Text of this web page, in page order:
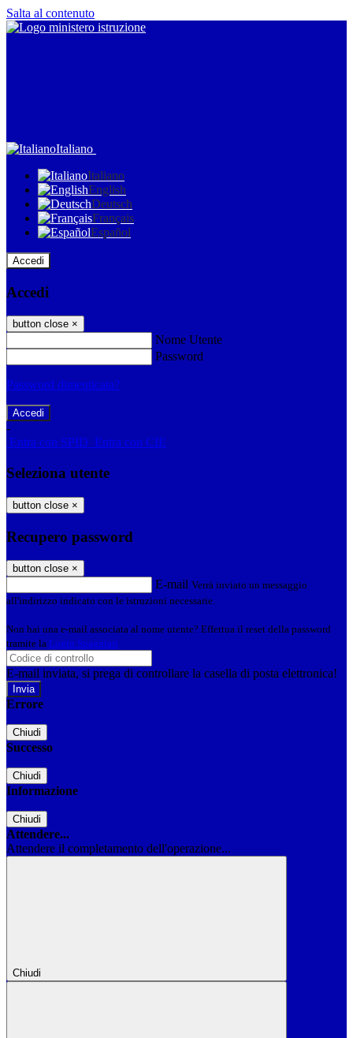
Salta al contenuto
Italiano
Italiano
English
Deutsch
Français
Español
Accedi
Accedi
button close ×
Nome Utente
Password
Password dimenticata?
-
Entra con SPID Entra con CIE
Seleziona utente
button close ×
Recupero password
button close ×
E-mail Verrà inviato un messaggio
all'indirizzo indicato con le istruzioni necessarie.
Non hai una e-mail associata al nome utente? Effettua il reset della password
tramite la Login Spaggiari
E-mail inviata, si prega di controllare la casella di posta elettronica!
Errore
Chiudi
Successo
Chiudi
Informazione
Chiudi
Attendere...
Attendere il completamento dell'operazione...
Chiudi